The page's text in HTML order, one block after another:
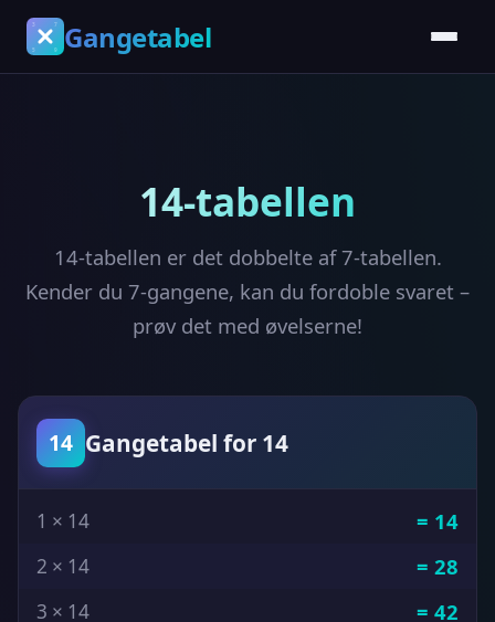
Gangetabel
14-tabellen
14-tabellen er det dobbelte af 7-tabellen.
Kender du 7-gangene, kan du fordoble svaret –
prøv det med øvelserne!
14 Gangetabel for 14
1 × 14 = 14
2 × 14 = 28
3 × 14 = 42